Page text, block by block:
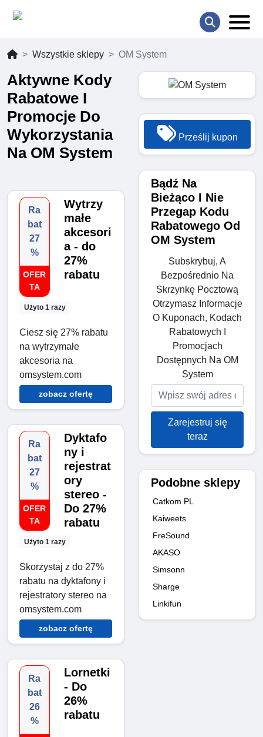
Wszystkie sklepy OM System
Aktywne Kody
Rabatowe I
Promocje Do
Wykorzystania
Na OM System
Ra
bat
27
%
OFER
TA
Użyto 1 razy
Wytrzy
małe
akcesori
a - do
27%
rabatu
Ciesz się 27% rabatu
na wytrzymałe
akcesoria na
omsystem.com
zobacz ofertę
Ra
bat
27
%
OFER
TA
Użyto 1 razy
Dyktafo
ny i
rejestrat
ory
stereo -
Do 27%
rabatu
Skorzystaj z do 27%
rabatu na dyktafony i
rejestratory stereo na
omsystem.com
zobacz ofertę
Ra
bat
26
%
Lornetki
- Do
26%
rabatu
Prześlij kupon
Bądź Na
Bieżąco I Nie
Przegap Kodu
Rabatowego Od
OM System
Subskrybuj, A
Bezpośrednio Na
Skrzynkę Pocztową
Otrzymasz Informacje
O Kuponach, Kodach
Rabatowych I
Promocjach
Dostępnych Na OM
System
Zarejestruj się
teraz
Podobne sklepy
Catkom PL
Kaiweets
FreSound
AKASO
Simsonn
Sharge
Linkifun